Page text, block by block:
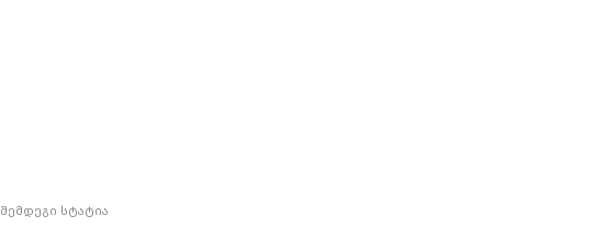
შემდეგი სტატია